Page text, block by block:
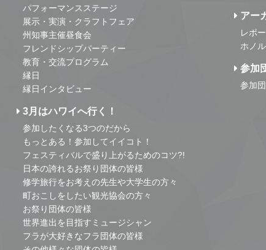
パフォーマンスステージ
展示・実演・クラフトフェア
州知事主催昼食会
フレンドシップパーティー
教育・交流プログラム
縁日
縁日インタビュー
3月はハワイへ行く！
参加したくなる3つのだから
もっとある！参加してイイコト！
フェスティバルで盛り上がるためのコツ?!
日本の誇れるお祭り団体の皆様
修学旅行をお考えの先生や大学生の方々
町おこしをしたい観光協会の方々
お祭り団体の皆様
世界進出を目指すミュージシャン
フラが大好きなフラ団体の皆様
アー
レポ
ホノ
参加
参加